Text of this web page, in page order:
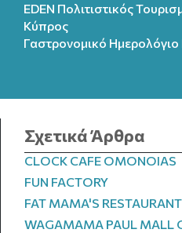
EDEN Πολιτιστικός
Κύπρος
Γαστρονομικό Ημερολόγιo
Σχετικά Άρθρα
CLOCK CAFE OMONOIAS
FUN FACTORY
FAT MAMA'S RESTAURANT
WAGAMAMA PAUL MALL